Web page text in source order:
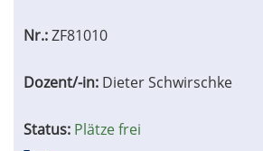
Nr.:ZF81010
Dozent/-in: Dieter Schwirschke
Status: Plätze frei